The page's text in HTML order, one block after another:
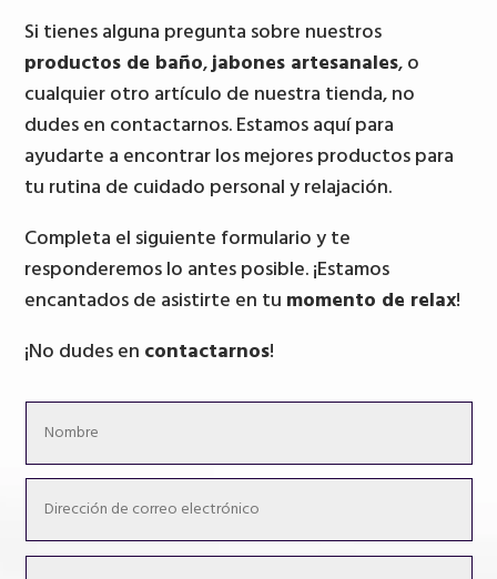
Si tienes alguna pregunta sobre nuestros
productos de baño,jabones artesanales, o
cualquier otro artículo de nuestra tienda, no
dudes en contactarnos. Estamos aquí para
ayudarte a encontrar los mejores productos para
tu rutina de cuidado personal y relajación.
Completa el siguiente formulario y te
responderemos lo antes posible. ¡Estamos
encantados de asistirte en tu momento de relax!
¡No dudes en contactarnos!